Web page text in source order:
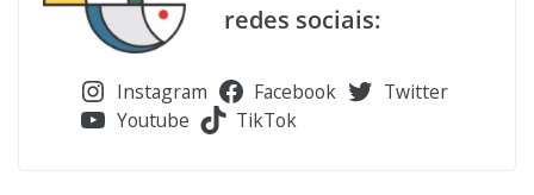
redes sociais:
Instagram Facebook
Twitter
Youtube
TikTok